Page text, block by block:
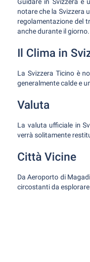
notare che la Svizzera
regolamentazione del
anche durante il giorno.
Il Clima in
La Svizzera Ticino è
generalmente calde e
Valuta
La valuta ufficiale in
verrà solitamente
Città Vicine
Da Aeroporto di
circostanti da